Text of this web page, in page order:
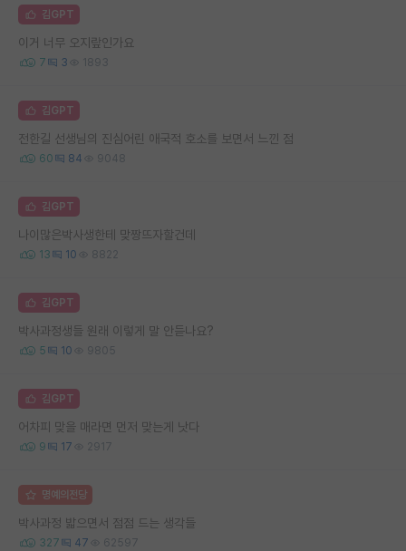
김GPT
이거 너무 오지랖인가요
7 3 1893
김GPT
전한길 선생님의 진심어린 애국적 호소를 보면서 느낀 점
60 84 9048
김GPT
나이많은박사생한테 맞짱뜨자할건데
13 10 8822
김GPT
박사과정생들 원래 이렇게 말 안듣나요?
5 10 9805
김GPT
어차피 맞을 매라면 먼저 맞는게 낫다
9 17 2917
명예의전당
박사과정 밟으면서 점점 드는 생각들
327 47 62597